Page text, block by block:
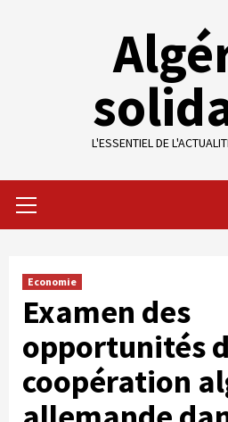
L'ESSENTIEL DE
Menu
Economie
Examen des
opportunités
coopération